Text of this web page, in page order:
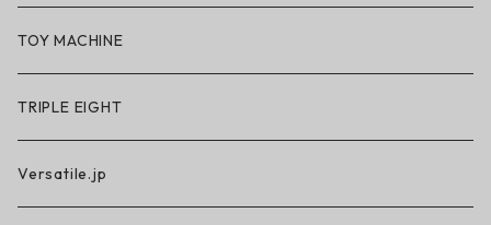
BN3TH × So iLL × ON THE ROAM
TOY MACHINE
TRIPLE EIGHT
Versatile.jp